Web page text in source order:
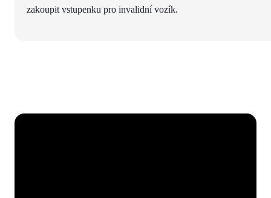
zakoupit vstupenku pro invalidní vozík.